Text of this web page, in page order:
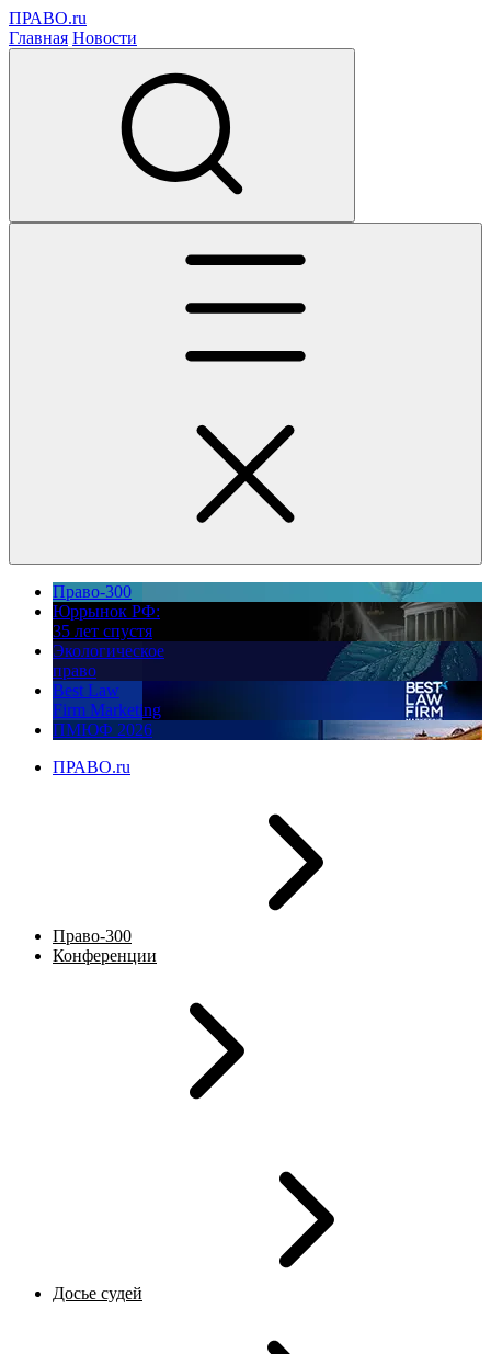
ПРАВО.ru
Главная Новости
Право-300
Юррынок РФ:
35 лет спустя
Экологическое
право
Best Law
Firm Marketing
ПМЮФ 2026
ПРАВО.ru
Право-300
Конференции
Досье судей